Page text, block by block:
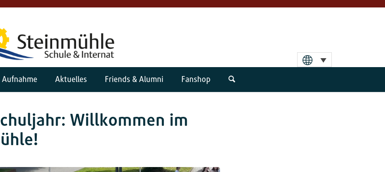
Aufnahme Aktuelles Friends & Alumni Fanshop
Willkommen im